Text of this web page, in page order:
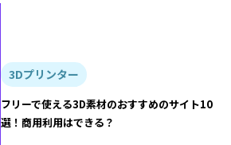
3Dプリンター
フリーで使える3D素材のおすすめのサイト10
選！商用利用はできる？